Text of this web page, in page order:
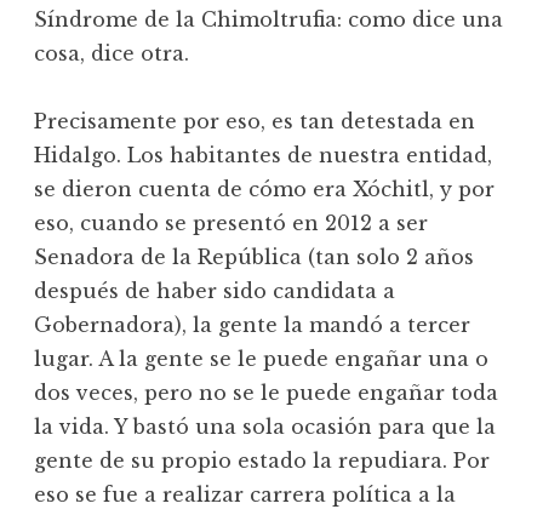
Síndrome de la Chimoltrufia: como dice una
cosa, dice otra.
Precisamente por eso, es tan detestada en
Hidalgo. Los habitantes de nuestra entidad,
se dieron cuenta de cómo era Xóchitl, y por
eso, cuando se presentó en 2012 a ser
Senadora de la República (tan solo 2 años
después de haber sido candidata a
Gobernadora), la gente la mandó a tercer
lugar. A la gente se le puede engañar una o
dos veces, pero no se le puede engañar toda
la vida. Y bastó una sola ocasión para que la
gente de su propio estado la repudiara. Por
eso se fue a realizar carrera política a la